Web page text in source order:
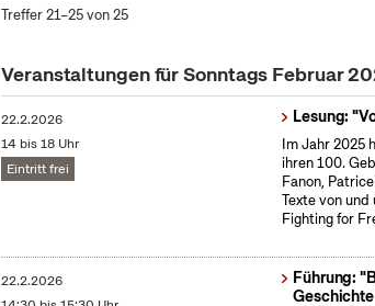
Treffer 21–25 von 25
Veranstaltungen für Sonntags Februar
22.2.2026
14 bis 18 Uhr
Eintritt frei
Lesung:
Im Jahr 2025
ihren 100.
Fanon,
Texte von
Fighting for
22.2.2026
Führung:
Geschichte